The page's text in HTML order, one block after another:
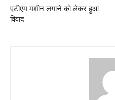
एटीएम मशीन लगाने को लेकर हुआ
विवाद